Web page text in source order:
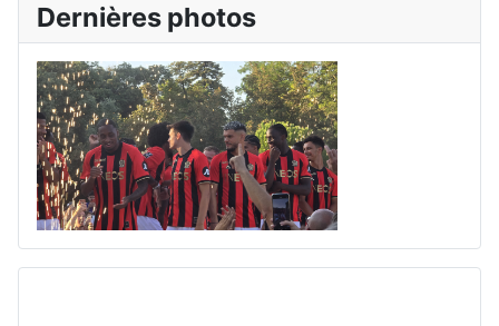
Dernières photos